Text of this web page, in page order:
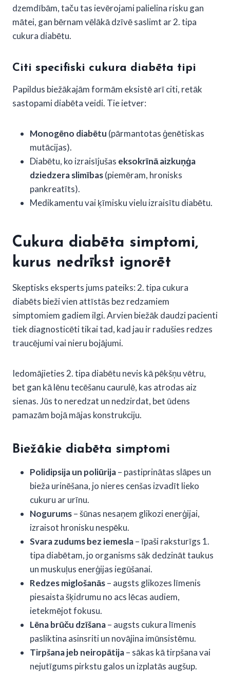
dzemdībām, taču tas ievērojami palielina risku gan
mātei, gan bērnam vēlākā dzīvē saslimt ar 2. tipa
cukura diabētu.
Citi specifiski cukura diabēta tipi
Papildus biežākajām formām eksistē arī citi, retāk
sastopami diabēta veidi. Tie ietver:
Monogēno diabētu (pārmantotas ģenētiskas
mutācijas).
Diabētu, ko izraisījušas eksokrīnā aizkuņģa
dziedzera slimības(piemēram, hronisks
pankreatīts).
Medikamentu vai ķīmisku vielu izraisītu diabētu.
Cukura diabēta simptomi,
kurus nedrīkst ignorēt
Skeptisks eksperts jums pateiks: 2. tipa cukura
diabēts bieži vien attīstās bez redzamiem
simptomiem gadiem ilgi. Arvien biežāk daudzi pacienti
tiek diagnosticēti tikai tad, kad jau ir radušies redzes
traucējumi vai nieru bojājumi.
Iedomājieties 2. tipa diabētu nevis kā pēkšņu vētru,
bet gan kā lēnu tecēšanu caurulē, kas atrodas aiz
sienas. Jūs to neredzat un nedzirdat, bet ūdens
pamazām bojā mājas konstrukciju.
Biežākie diabēta simptomi
Polidipsija un poliūrija– pastiprinātas slāpes un
bieža urinēšana, jo nieres cenšas izvadīt lieko
cukuru ar urīnu.
Nogurums– šūnas nesaņem glikozi enerģijai,
izraisot hronisku nespēku.
Svara zudums bez iemesla– īpaši raksturīgs 1.
tipa diabētam, jo organisms sāk dedzināt taukus
un muskuļus enerģijas iegūšanai.
Redzes miglošanās– augsts glikozes līmenis
piesaista šķidrumu no acs lēcas audiem,
ietekmējot fokusu.
Lēna brūču dzīšana– augsts cukura līmenis
pasliktina asinsriti un novājina imūnsistēmu.
Tirpšana jeb neiropātija– sākas kā tirpšana vai
nejutīgums pirkstu galos un izplatās augšup.